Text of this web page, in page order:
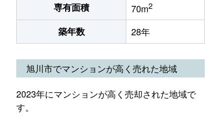
専有面積 70m2
築年数 28年
旭川市でマンションが高く売れた地域
2023年にマンションが高く売却された地域で
す。